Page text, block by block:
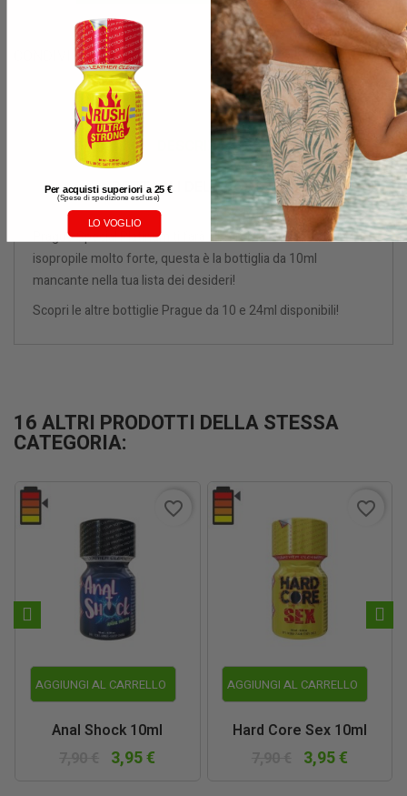
CONDIVIDI
DESCRIZIONE
DETTAGLI DEL PRODOTTO
Prague Special Platinum ti farà vibrare! Con una formula di
isopropile molto forte, questa è la bottiglia da 10ml
mancante nella tua lista dei desideri!
Scopri le altre bottiglie Prague da 10 e 24ml disponibili!
16 ALTRI PRODOTTI DELLA STESSA
CATEGORIA:
AGGIUNGI AL CARRELLO
Anal Shock 10ml
3,95 €
favorite_border
AGGIUNGI AL CARRELLO
Hard Core Sex 10ml
3,95 €
favorite_border
Per acquisti superiori a 25 €
(Spese di spedizione escluse)
LO VOGLIO